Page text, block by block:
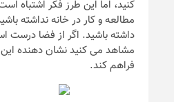
کنید، اما این طرز فکر اشتباه
مطالعه و کار در خانه نداشته
داشته باشید. اگر از فضا درست
مشاهد می کنید نشان دهنده
فراهم کند.